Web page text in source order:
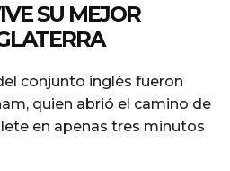
SU MEJOR
conjunto inglés fueron
quien abrió el camino de
en apenas tres minutos